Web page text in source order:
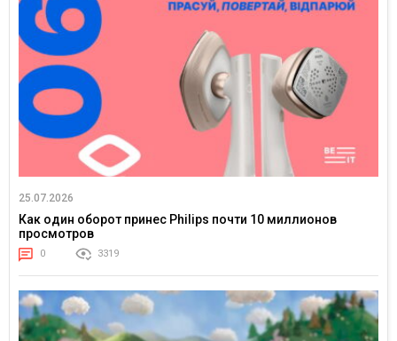
25.07.2026
Как один оборот принес Philips почти 10 миллионов
просмотров
0 3319